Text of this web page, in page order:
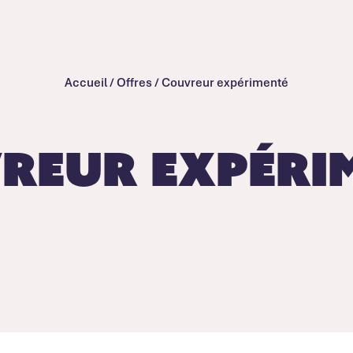
Accueil/Offres/Couvreur expérimenté